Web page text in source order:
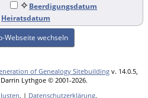
Beerdigungsdatum
Heiratsdatum
Webseite wechseln
of Genealogy Sitebuilding v. 14.0.5,
Lythgoe © 2001-2026.
. | Datenschutzerklärung.